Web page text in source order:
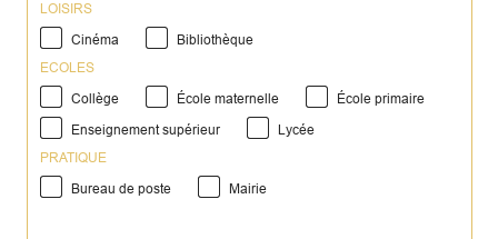
LOISIRS
Cinéma
Bibliothèque
ECOLES
Collège
École maternelle École primaire
Enseignement supérieur
Lycée
PRATIQUE
Bureau de poste
Mairie